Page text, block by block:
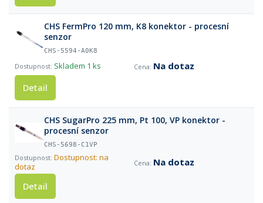
CHS FermPro 120 mm, K8 konektor - procesní
senzor
CHS-5594-A0K8
Skladem 1 ks
Na dotaz
Detail
CHS SugarPro 225 mm, Pt 100, VP konektor -
procesní senzor
CHS-5698-C1VP
Dostupnost: na
dotaz
Na dotaz
Detail